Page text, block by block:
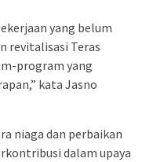
yang belum
revitalisasi Teras
program yang
kata Jasno
niaga dan perbaikan
dalam upaya